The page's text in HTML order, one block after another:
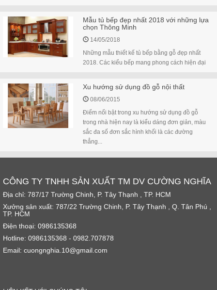
Mẫu tủ bếp đẹp nhất 2018 với những lựa
chọn Thông Minh
14/05/2018
Những mẫu thiết kế tủ bếp bằng gỗ đẹp nhất
2018. Các kiểu bếp mang phong cách hiện đại
Xu hướng sử dụng đồ gỗ nội thất
08/06/2015
Điểm nổi bật trong xu hướng sử dụng đồ gỗ
trong nhà hiện nay là kiểu dáng đơn giản, màu
sắc đa số đơn sắc hình khối là các đường
thẳng...
CÔNG TY TNHH SẢN XUẤT TM DV CƯỜNG NGHĨA
Địa chỉ: 787/17 Trường Chinh, P. Tây Thạnh , TP. HCM
Xưởng sản xuất: 787/22 Trường Chinh, P. Tây Thạnh , Q. Tân Phú ,
TP. HCM
Điện thoại: 0986135368
Hotline: 0986135368 - 0982.707878
Email: cuongnghia.10@gmail.com